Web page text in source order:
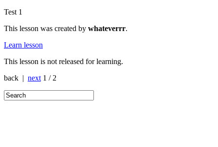
Test 1
This lesson was created by whateverrr.
Learn lesson
This lesson is not released for learning.
back | next 1 / 2